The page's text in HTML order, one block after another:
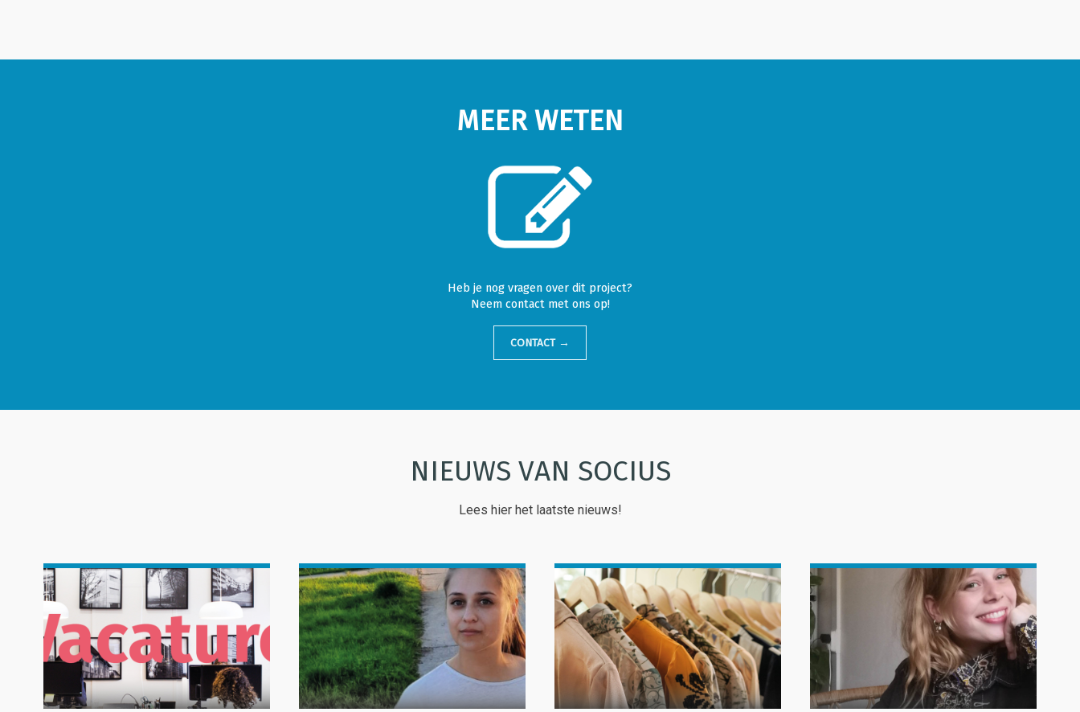
MEER WETEN
Heb je nog vragen over dit project?
Neem contact met ons op!
CONTACT →
NIEUWS VAN SOCIUS
Lees hier het laatste nieuws!